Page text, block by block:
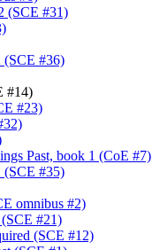
(SCE #31)
(SCE #36)
#14)
#23)
Past, book 1 (CoE #7)
(SCE #35)
omnibus #2)
#21)
(SCE #12)